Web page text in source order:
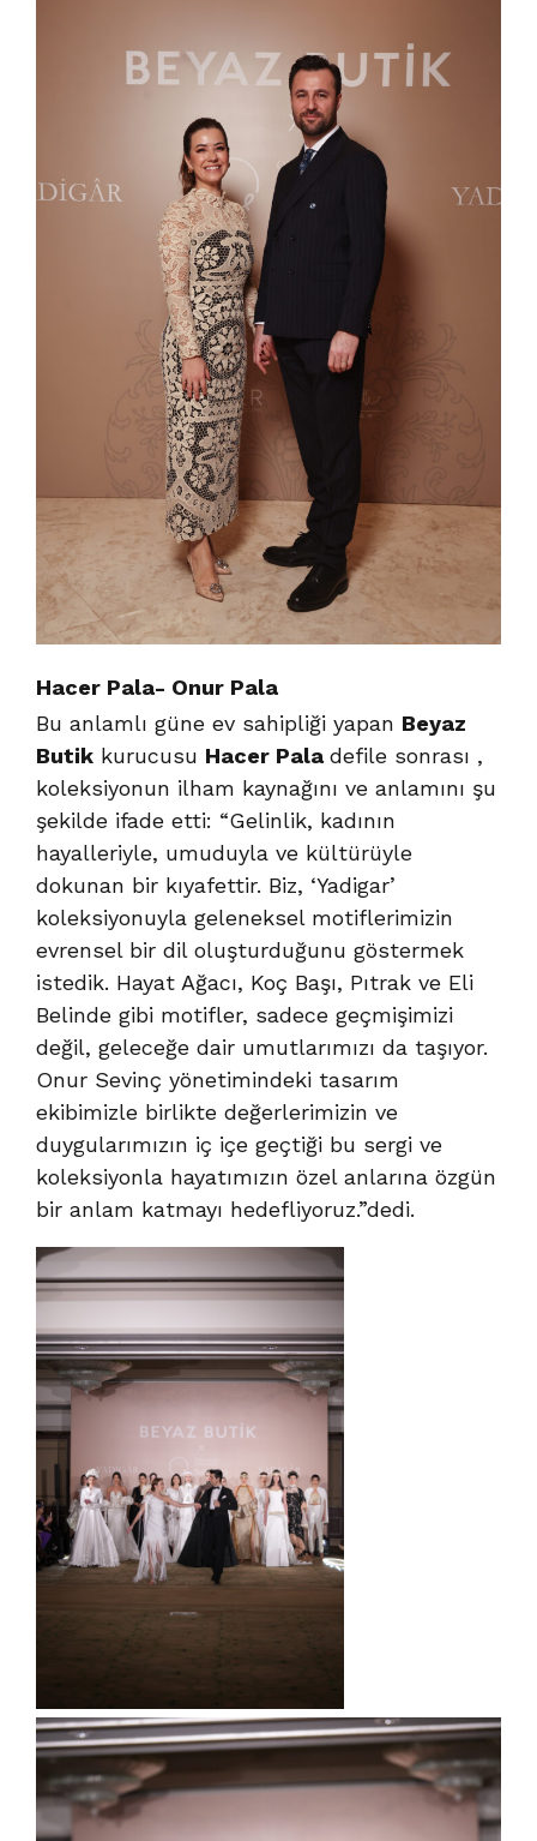
Hacer Pala- Onur Pala
Bu anlamlı güne ev sahipliği yapan Beyaz
Butik kurucusu Hacer Pala defile sonrası ,
koleksiyonun ilham kaynağını ve anlamını şu
şekilde ifade etti: “Gelinlik, kadının
hayalleriyle, umuduyla ve kültürüyle
dokunan bir kıyafettir. Biz, ‘Yadigar’
koleksiyonuyla geleneksel motiflerimizin
evrensel bir dil oluşturduğunu göstermek
istedik. Hayat Ağacı, Koç Başı, Pıtrak ve Eli
Belinde gibi motifler, sadece geçmişimizi
değil, geleceğe dair umutlarımızı da taşıyor.
Onur Sevinç yönetimindeki tasarım
ekibimizle birlikte değerlerimizin ve
duygularımızın iç içe geçtiği bu sergi ve
koleksiyonla hayatımızın özel anlarına özgün
bir anlam katmayı hedefliyoruz.”dedi.